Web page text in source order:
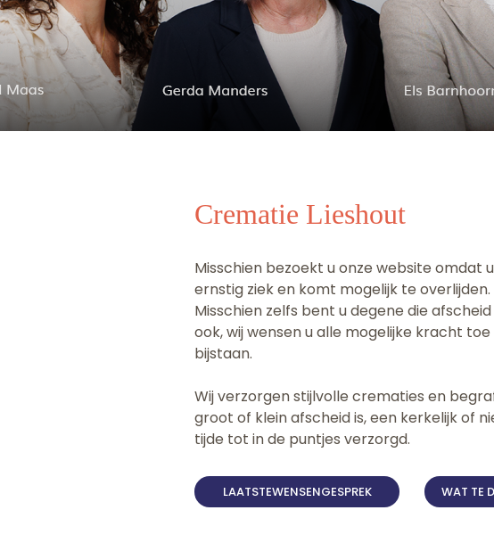
Crematie Lieshout
Misschien bezoekt u onze website omdat
ernstig ziek en komt mogelijk te
Misschien zelfs bent u degene die
ook, wij wensen u alle mogelijke kracht
bijstaan.
Wij verzorgen stijlvolle crematies en
groot of klein afscheid is, een kerkelijk of
tijde tot in de puntjes verzorgd.
LAATSTEWENSENGESPREK WAT TE